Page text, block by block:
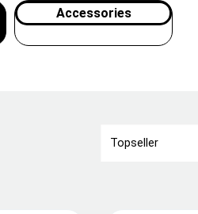
Accessories